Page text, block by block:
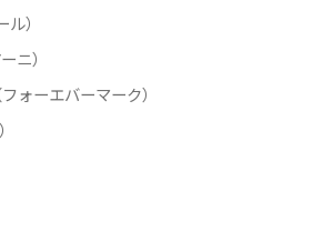
）
ニ）
ォーエバーマーク）